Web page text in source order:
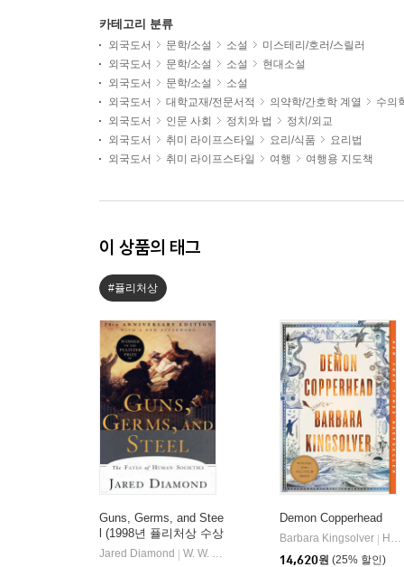
카테고리 분류
외국도서 문학/소설 소설
미스테리/호러/스릴러
외국도서
문학/소설 소설
현대소설
외국도서
문학/소설
소설
외국도서
대학교재/전문서적 의약학/간호학 계열
수의
외국도서
인문 사회 정치와 법
정치/외교
외국도서
취미 라이프스타일 요리/식품
요리법
외국도서
취미 라이프스타일 여행 여행용 지도책
이 상품의 태그
#퓰리처상
Guns, Germs, and Stee
l (1998년 퓰리처상 수상
작 / 20주년 기념판)
Jared Diamond
W. W. Norton & Company
Demon Copperhead
Barbara Kingsolver
Harper Perennial
14,620원 (25% 할인)